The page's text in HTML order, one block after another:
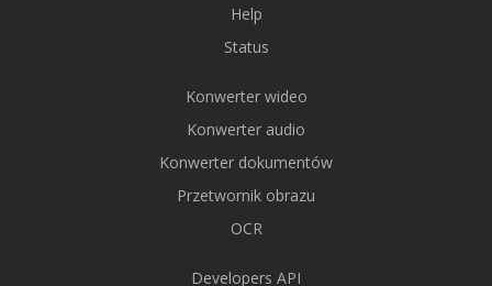
Help
Status
Konwerter wideo
Konwerter audio
Konwerter dokumentów
Przetwornik obrazu
OCR
Developers API